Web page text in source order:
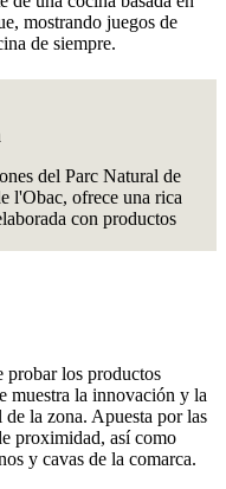
mostrando juegos de
de siempre.
del Parc Natural de
l'Obac, ofrece una rica
con productos
probar los productos
muestra la innovación y la
la zona. Apuesta por las
proximidad, así como
y cavas de la comarca.